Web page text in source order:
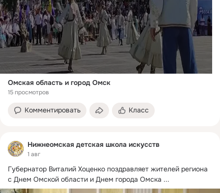
Омская область и город Омск
15 просмотров
Комментировать Класс
Нижнеомская детская школа искусств
1 авг
Губернатор Виталий Хоценко поздравляет жителей региона
с Днем Омской области и Днем города Омска ...